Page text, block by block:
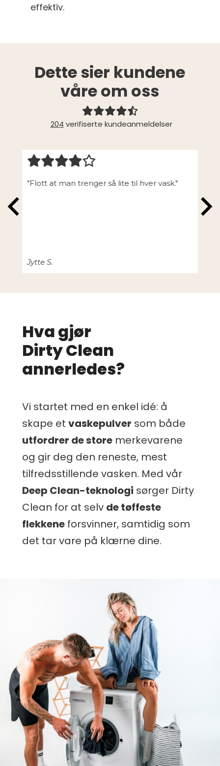
effektiv.
Dette sier kundene
våre om oss
204 verifiserte kundeanmeldelser
"Flott at man trenger så lite til hver vask."
Jytte S.
ikke
Hva gjør
Dirty Clean
annerledes?
Vi startet med en enkel idé: å
skape et vaskepulver som både
utfordrer de storemerkevarene
og gir deg den reneste, mest
tilfredsstillende vasken. Med vår
Deep Clean-teknologi sørger Dirty
Clean for at selv de tøffeste
flekkeneforsvinner, samtidig som
det tar vare på klærne dine.